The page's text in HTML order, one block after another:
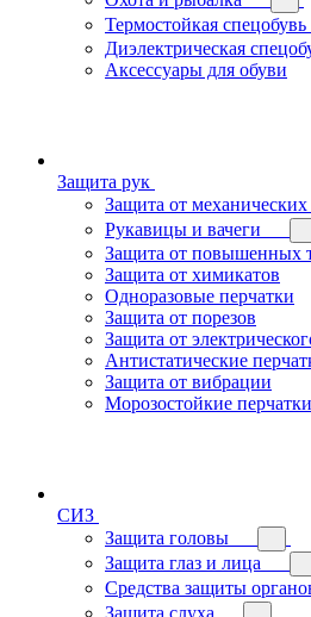
Термостойкая спецобувь
Диэлектрическая
Аксессуары для обуви
Защита рук
Защита от механических
Рукавицы и вачеги
Защита от повышенных
Защита от химикатов
Одноразовые перчатки
Защита от порезов
Защита от
Антистатические
Защита от вибрации
Морозостойкие перчатки
СИЗ
Защита головы
Защита глаз и лица
Средства защиты
Защита слуха